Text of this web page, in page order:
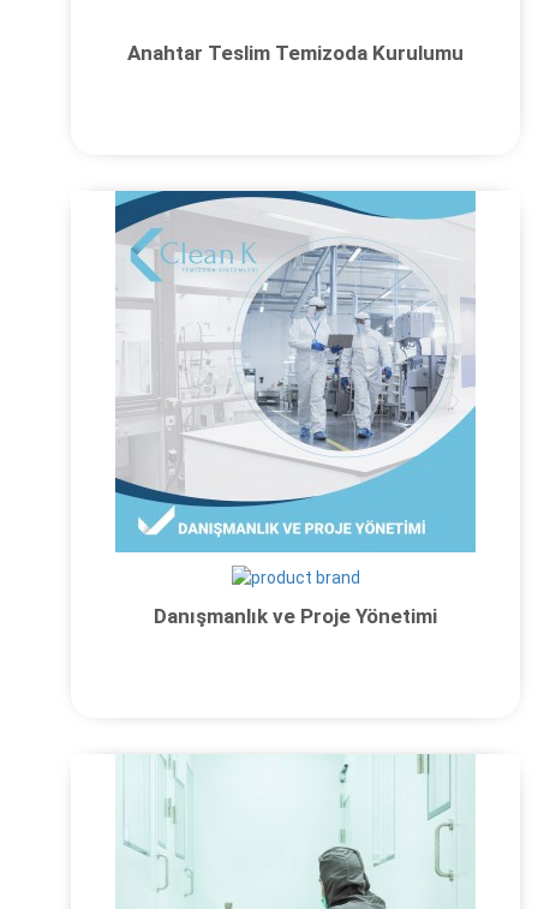
Anahtar Teslim Temizoda Kurulumu
Danışmanlık ve Proje Yönetimi